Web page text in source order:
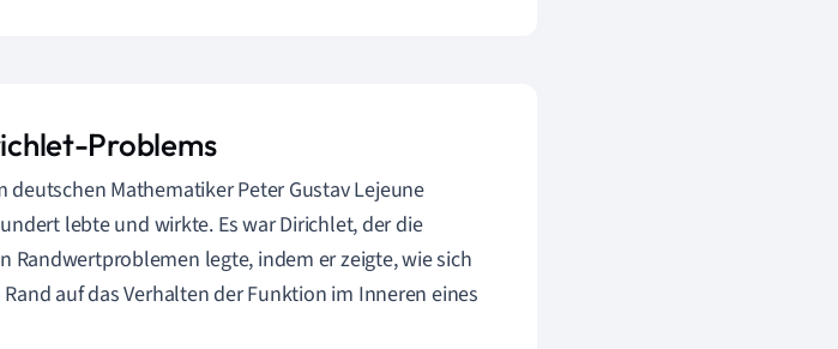
Problems
Mathematiker Peter Gustav Lejeune
lebte und wirkte. Es war Dirichlet, der die
Randwertproblemen legte, indem er zeigte, wie sich
auf das Verhalten der Funktion im Inneren eines